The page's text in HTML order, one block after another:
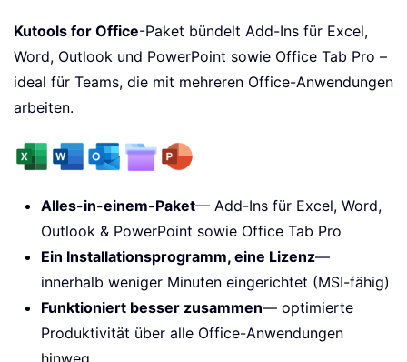
Kutools for Office-Paket bündelt Add-Ins für Excel,
Word, Outlook und PowerPoint sowie Office Tab Pro –
ideal für Teams, die mit mehreren Office-Anwendungen
arbeiten.
Alles-in-einem-Paket— Add-Ins für Excel, Word,
Outlook & PowerPoint sowie Office Tab Pro
Ein Installationsprogramm, eine Lizenz—
innerhalb weniger Minuten eingerichtet (MSI-fähig)
Funktioniert besser zusammen— optimierte
Produktivität über alle Office-Anwendungen
hinweg